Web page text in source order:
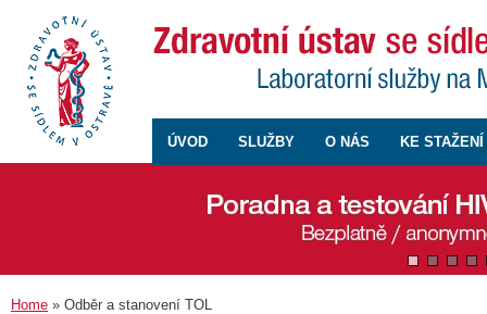
ÚVOD SLUŽBY O NÁS KE STAŽENÍ
Home » Odběr a stanovení TOL